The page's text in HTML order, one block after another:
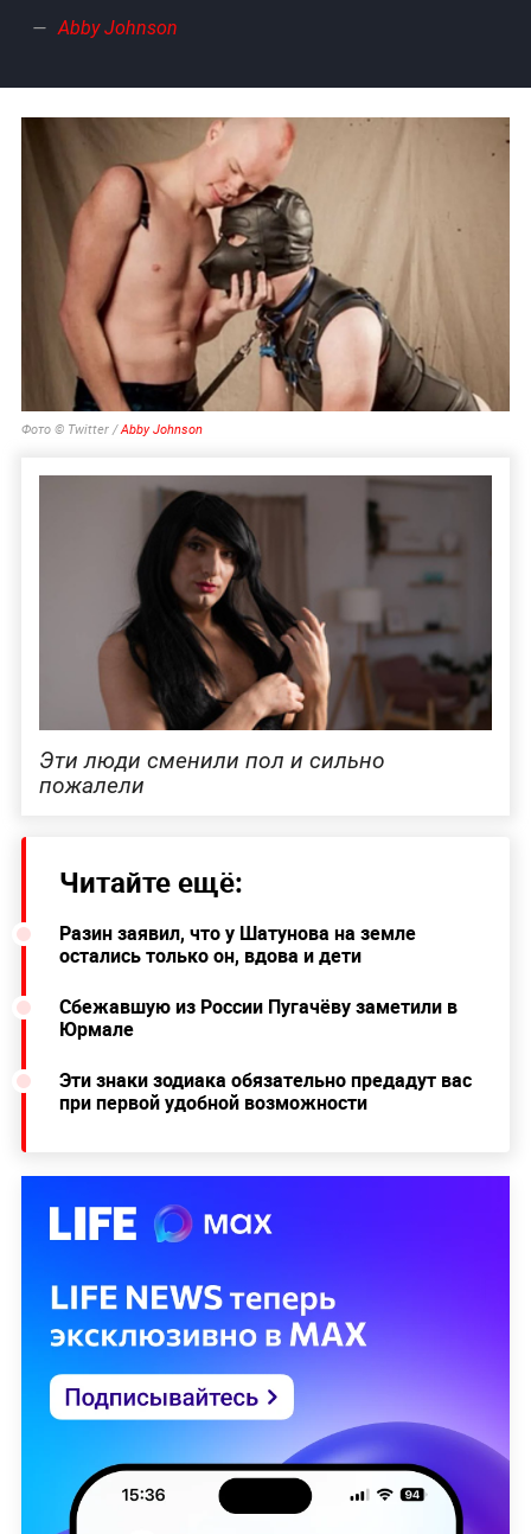
Abby Johnson
Фото © Twitter /Abby Johnson
Эти люди сменили пол и сильно
пожалели
Читайте ещё:
Разин заявил, что у Шатунова на земле
остались только он, вдова и дети
Сбежавшую из России Пугачёву заметили в
Юрмале
Эти знаки зодиака обязательно предадут вас
при первой удобной возможности